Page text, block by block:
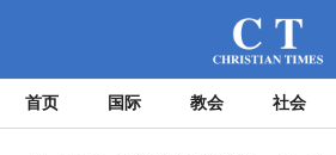
首页 国际 教会 社会